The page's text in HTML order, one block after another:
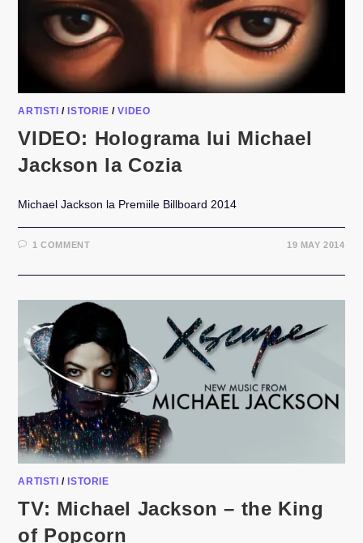
ARTISTI / ISTORIE /VIDEO
VIDEO: Holograma lui Michael
Jackson la Cozia
Michael Jackson la Premiile Billboard 2014
1 COMMENT 19 MAY 2014
ARTISTI /ISTORIE
TV: Michael Jackson – the King
of Popcorn